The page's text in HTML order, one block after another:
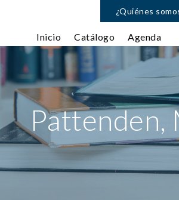
¿Quiénes
Inicio Catálogo Agenda
Pattenden,